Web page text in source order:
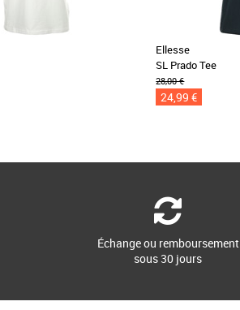
Ellesse
SL Prado Tee
28,00 €
24,99 €
Échange ou remboursement
sous 30 jours